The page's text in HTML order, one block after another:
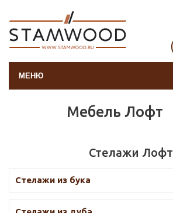
МЕНЮ
Мебель Лофт
Стелажи Лофт
Стелажи из бука